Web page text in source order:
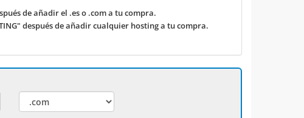
de añadir el .es o .com a tu compra.
después de añadir cualquier hosting a tu compra.